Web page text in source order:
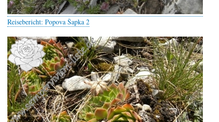
Reisebericht: Popova Šapka 2